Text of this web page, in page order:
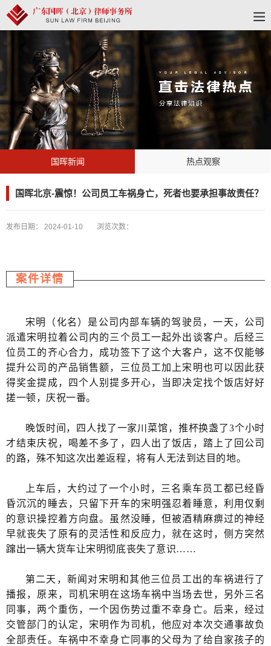
国晖新闻 热点观察
国晖北京-震惊！公司员工车祸身亡，死者也要承担事故责任？
发布日期： 2024-01-10 浏览次数：
案件详情
宋明（化名）是公司内部车辆的驾驶员，一天，公司
派遣宋明拉着公司内的三个员工一起外出谈客户。后经三
位员工的齐心合力，成功签下了这个大客户，这不仅能够
提升公司的产品销售额，三位员工加上宋明也可以因此获
得奖金提成，四个人别提多开心，当即决定找个饭店好好
搓一顿，庆祝一番。
晚饭时间，四人找了一家川菜馆，推杯换盏了3个小时
才结束庆祝，喝差不多了，四人出了饭店，踏上了回公司
的路，殊不知这次出差返程，将有人无法到达目的地。
上车后，大约过了一个小时，三名乘车员工都已经昏
昏沉沉的睡去，只留下开车的宋明强忍着睡意，利用仅剩
的意识操控着方向盘。虽然没睡，但被酒精麻痹过的神经
早就丧失了原有的灵活性和反应力，就在这时，侧方突然
蹿出一辆大货车让宋明彻底丧失了意识……
第二天，新闻对宋明和其他三位员工出的车祸进行了
播报，原来，司机宋明在这场车祸中当场去世，另外三名
同事，两个重伤，一个因伤势过重不幸身亡。后来，经过
交管部门的认定，宋明作为司机，他应对本次交通事故负
全部责任。车祸中不幸身亡同事的父母为了给自家孩子的